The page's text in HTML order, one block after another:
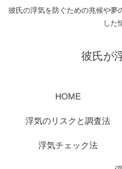
彼氏の浮気を防ぐための兆候や夢
した
彼氏が
HOME
浮気のリスクと調査法
浮気チェック法